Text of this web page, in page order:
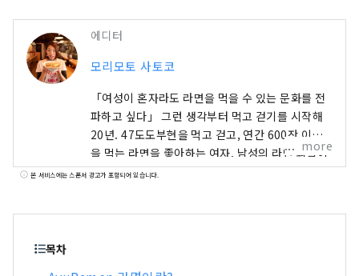
에디터
모리모토 사토코
「여성이 혼자라도 라면을 먹을 수 있는 문화를 전
파하고 싶다」 그런 생각부터 먹고 걷기를 시작해
20년. 47도도부현을 먹고 걷고, 연간 600잔 이상
을 먹는 라면을 좋아하는 여자. 남성의 라면 괴물이
많은 가운데, 탤런트로서도 활동하면서 체형 유지
more
본 서비스에는 스폰서 광고가 포함되어 있습니다.
목차